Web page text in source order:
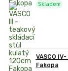
Skladem
VASCO
Fakopa